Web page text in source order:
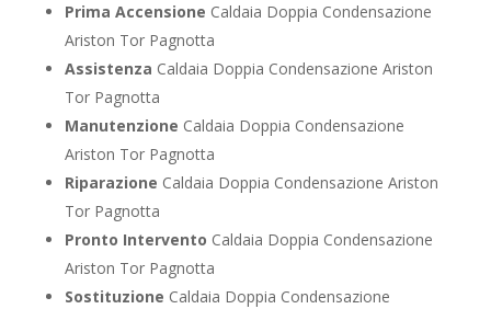
Prima Accensione Caldaia Doppia Condensazione
Ariston Tor Pagnotta
Assistenza Caldaia Doppia Condensazione Ariston
Tor Pagnotta
Manutenzione Caldaia Doppia Condensazione
Ariston Tor Pagnotta
Riparazione Caldaia Doppia Condensazione Ariston
Tor Pagnotta
Pronto Intervento Caldaia Doppia Condensazione
Ariston Tor Pagnotta
Sostituzione Caldaia Doppia Condensazione